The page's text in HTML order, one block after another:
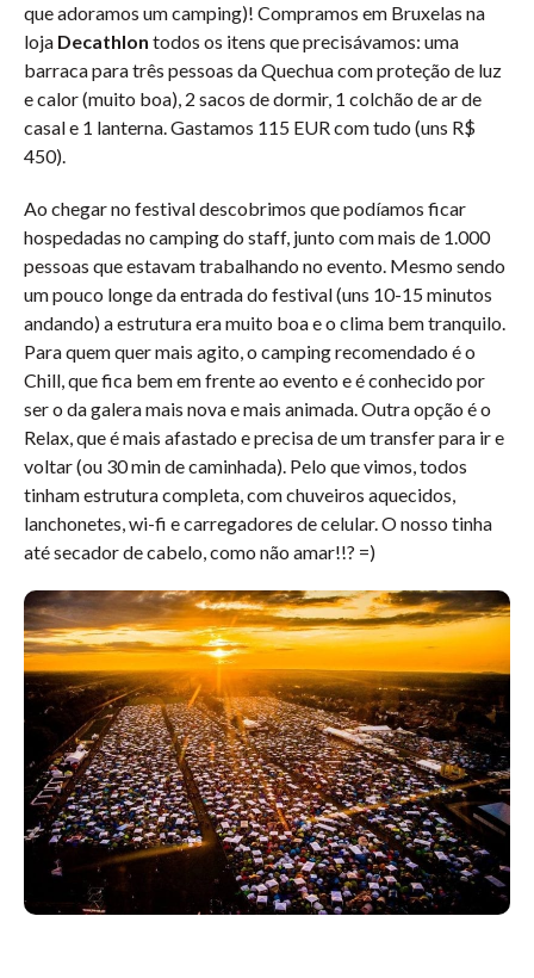
que adoramos um camping)! Compramos em Bruxelas na
loja Decathlon todos os itens que precisávamos: uma
barraca para três pessoas da Quechua com proteção de luz
e calor (muito boa), 2 sacos de dormir, 1 colchão de ar de
casal e 1 lanterna. Gastamos 115 EUR com tudo (uns R$
450).
Ao chegar no festival descobrimos que podíamos ficar
hospedadas no camping do staff, junto com mais de 1.000
pessoas que estavam trabalhando no evento. Mesmo sendo
um pouco longe da entrada do festival (uns 10-15 minutos
andando) a estrutura era muito boa e o clima bem tranquilo.
Para quem quer mais agito, o camping recomendado é o
Chill, que fica bem em frente ao evento e é conhecido por
ser o da galera mais nova e mais animada. Outra opção é o
Relax, que é mais afastado e precisa de um transfer para ir e
voltar (ou 30 min de caminhada). Pelo que vimos, todos
tinham estrutura completa, com chuveiros aquecidos,
lanchonetes, wi-fi e carregadores de celular. O nosso tinha
até secador de cabelo, como não amar!!? =)